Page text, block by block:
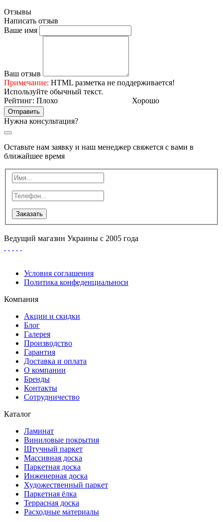
Отзывы
Написать отзыв
Ваше имя
Ваш отзыв
Примечание: HTML разметка не поддерживается!
Используйте обычный текст.
Рейтинг: Плохо Хорошо
Отправить
Нужна консультация?
Оставьте нам заявку и наш менеджер свяжется с вами в
ближайшее время
Заказать
Ведущий магазин Украины с 2005 года
Условия соглашения
Политика конфеденциальноси
Компания
Акции и скидки
Блог
Галерея
Производство
Гарантия
Доставка и оплата
О компании
Бренды
Контакты
Сотрудничество
Каталог
Ламинат
Виниловые покрытия
Штучный паркет
Массивная доска
Паркетная доска
Инженерная доска
Художественный паркет
Паркетная ёлка
Террасная доска
Расходные материалы